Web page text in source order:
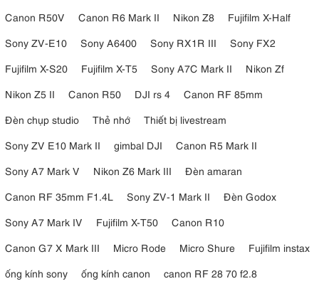
Canon R50V
Canon R6 Mark II Nikon Z8
Fujifilm X-Half
Sony ZV-E10
Sony A6400 Sony RX1R III
Sony FX2
Fujifilm X-S20
Fujifilm X-T5 Sony A7C Mark II
Nikon Zf
Nikon Z5 II
Canon R50 DJI rs 4
Canon RF 85mm
Đèn chụp studio
Thẻ nhớ
Thiết bị livestream
Sony ZV E10 Mark II
gimbal DJI
Canon R5 Mark II
Sony A7 Mark V
Nikon Z6 Mark III
Đèn amaran
Canon RF 35mm F1.4L
Sony ZV-1 Mark II
Đèn Godox
Sony A7 Mark IV
Fujifilm X-T50
Canon R10
Canon G7 X Mark III
Micro Rode Micro Shure
Fujifilm instax
ống kính sony
ống kính canon
canon RF 28 70 f2.8